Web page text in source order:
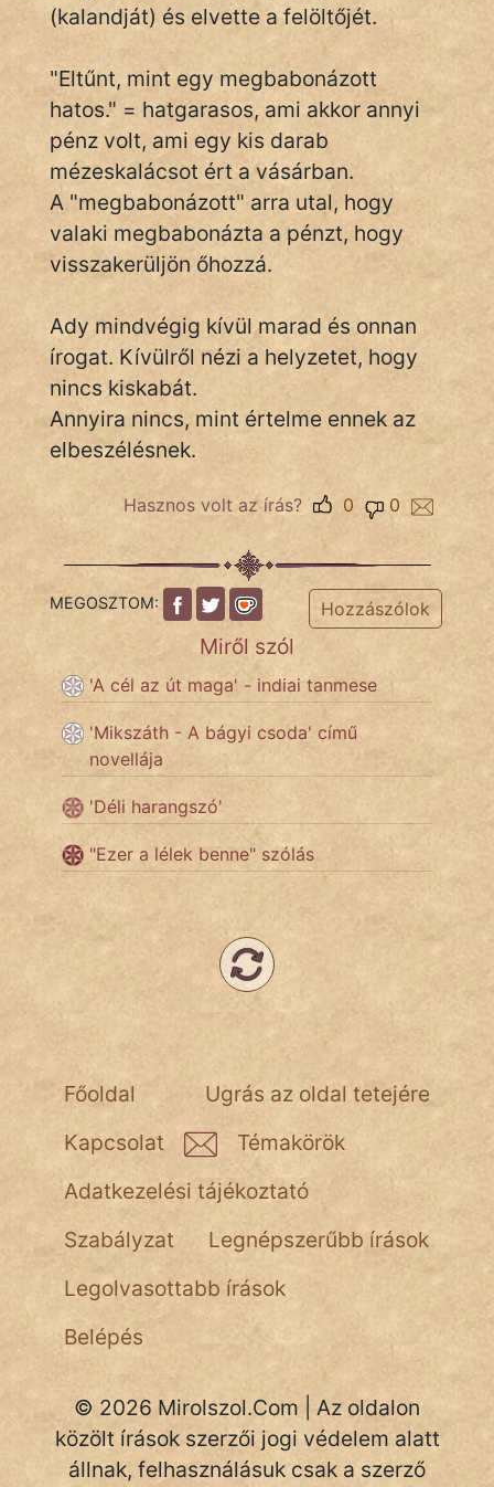
KÖZMONDÁS
PSZICHO
ZENE
FILM
ÉLETMÓD
MAGYARSÁG
TÖRTÉNELEM
Népszerű szerzőink:
cinege
Jób Gedeon
mikkamakka
vörös ördög
nagyöreg
NapHold
pszichopati
szegény legény
szemfüles
(kalandját) és elvette a felöltőjét.
"Eltűnt, mint egy megbabonázott
hatos." = hatgarasos, ami akkor annyi
pénz volt, ami egy kis darab
mézeskalácsot ért a vásárban.
A "megbabonázott" arra utal, hogy
valaki megbabonázta a pénzt, hogy
visszakerüljön őhozzá.
Ady mindvégig kívül marad és onnan
írogat. Kívülről nézi a helyzetet, hogy
nincs kiskabát.
Annyira nincs, mint értelme ennek az
elbeszélésnek.
Hasznos volt az írás? 0
0
MEGOSZTOM: Hozzászólok
Miről szól
'A cél az út maga' - indiai tanmese
'Mikszáth - A bágyi csoda' című
novellája
'Déli harangszó'
"Ezer a lélek benne" szólás
Ugrás az oldal tetejére
Főoldal
Kapcsolat
Témakörök
Adatkezelési tájékoztató
Szabályzat
Legnépszerűbb írások
Legolvasottabb írások
Belépés
© 2026 Mirolszol.Com | Az oldalon
közölt írások szerzői jogi védelem alatt
állnak, felhasználásuk csak a szerző